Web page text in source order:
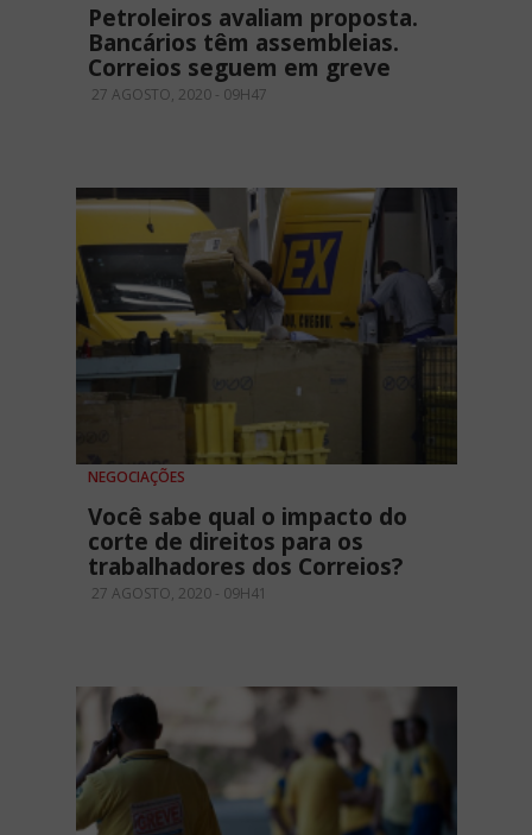
Petroleiros avaliam proposta.
Bancários têm assembleias.
Correios seguem em greve
27 AGOSTO, 2020 - 09H47
NEGOCIAÇÕES
Você sabe qual o impacto do
corte de direitos para os
trabalhadores dos Correios?
27 AGOSTO, 2020 - 09H41